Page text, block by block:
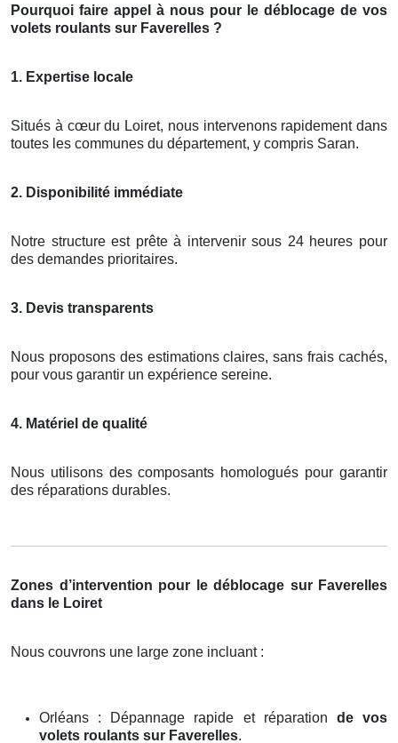
Pourquoi faire appel à nous pour le déblocage de vos
volets roulants sur Faverelles ?
1. Expertise locale
Situés à cœur du Loiret, nous intervenons rapidement dans
toutes les communes du département, y compris Saran.
2. Disponibilité immédiate
Notre structure est prête à intervenir sous 24 heures pour
des demandes prioritaires.
3. Devis transparents
Nous proposons des estimations claires, sans frais cachés,
pour vous garantir un expérience sereine.
4. Matériel de qualité
Nous utilisons des composants homologués pour garantir
des réparations durables.
Zones d’intervention pour le déblocage sur Faverelles
dans le Loiret
Nous couvrons une large zone incluant :
Orléans : Dépannage rapide et réparation de vos
volets roulants sur Faverelles.